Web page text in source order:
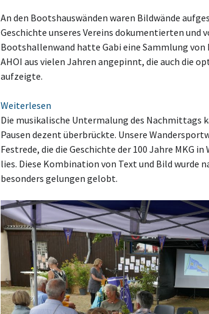
An den Bootshauswänden waren Bildwände
Geschichte unseres Vereins dokumentierten und
Bootshallenwand hatte Gabi eine Sammlung
AHOI aus vielen Jahren angepinnt, die auch die
aufzeigte.
Weiterlesen
Jubiläums-
Sommerfest
zu
100
Jahre
Die musikalische Untermalung des Nachmittags
Pausen dezent überbrückte. Unsere
Festrede, die die Geschichte der 100 Jahre MKG
lies. Diese Kombination von Text und Bild wurde
besonders gelungen gelobt.